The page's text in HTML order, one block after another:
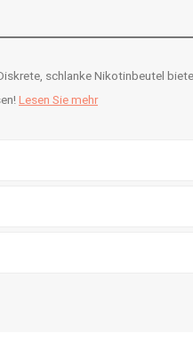
schlanke Nikotinbeutel
Lesen Sie mehr